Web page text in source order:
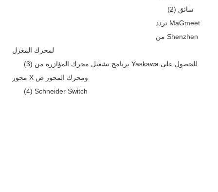
(2) سائق
تردد MaGmeet
من Shenzhen
لمحرك المغزل
(3) برنامج تشغيل محرك المؤازرة من Yaskawa للحصول على
محور X ومحرك المحور ص
(4) Schneider Switch